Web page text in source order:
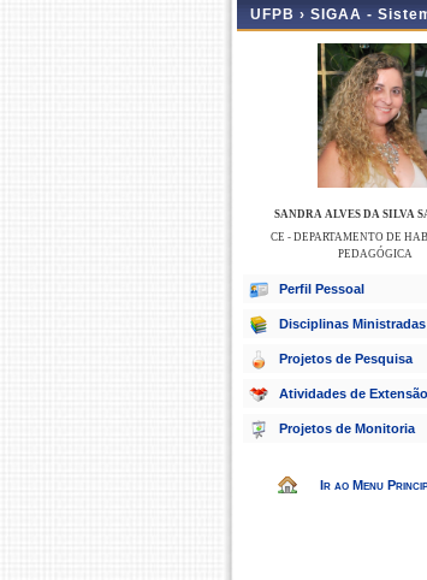
UFPB › SIGAA -
SANDRA ALVES DA SILVA
CE - DEPARTAMENTO DE
PEDAGÓGICA
Perfil Pessoal
Disciplinas Ministradas
Projetos de Pesquisa
Atividades de Extensão
Projetos de Monitoria
Ir ao Menu